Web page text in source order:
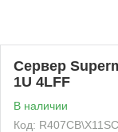
Сервер
1U 4LFF
В наличии
Код: